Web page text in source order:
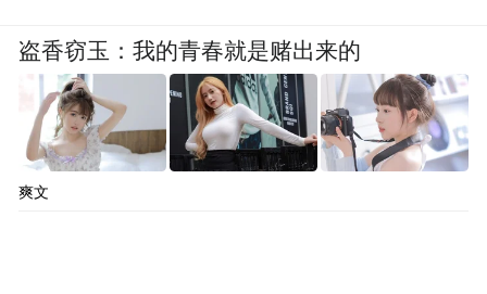
盗香窃玉：我的青春就是赌出来的
爽文